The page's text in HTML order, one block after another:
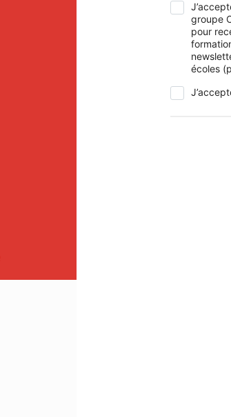
groupe
pour
écoles